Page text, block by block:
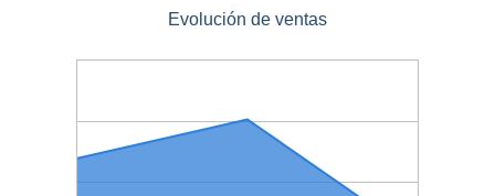
Evolución de ventas